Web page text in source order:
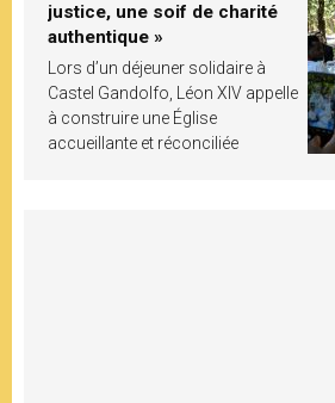
justice, une soif de charité
authentique »
Lors d’un déjeuner solidaire à
Castel Gandolfo, Léon XIV appelle
à construire une Église
accueillante et réconciliée